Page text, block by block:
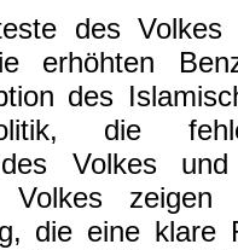
des
erhöhten
des
die
des Volkes
Volkes zeigen
die eine klare